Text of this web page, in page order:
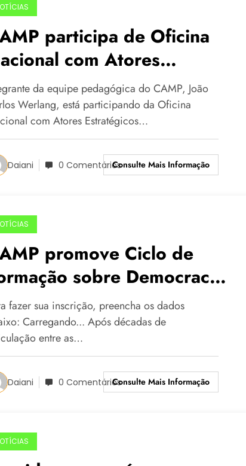
participa de Oficina
com Atores
– Alimentação
Ação Política
da equipe pedagógica do CAMP, João
Werlang, está participando da Oficina
com Atores Estratégicos…
Daiani 0 ComentáriosConsulte Mais Informação
promove Ciclo de
sobre Democracia
Humanos
fazer sua inscrição, preencha os dados
Carregando... Após décadas de
entre as…
Daiani 0 ComentáriosConsulte Mais Informação